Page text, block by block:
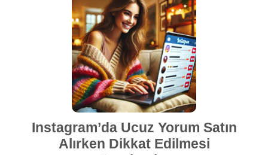
Instagram’da Ucuz Yorum Satın
Alırken Dikkat Edilmesi